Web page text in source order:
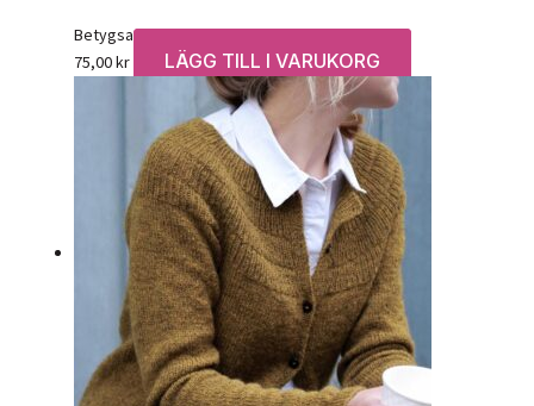
Betygsatt0av 5
75,00kr LÄGG TILL I VARUKORG